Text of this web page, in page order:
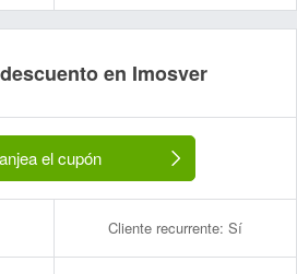
en Imosver
el cupón
Cliente recurrente: Sí